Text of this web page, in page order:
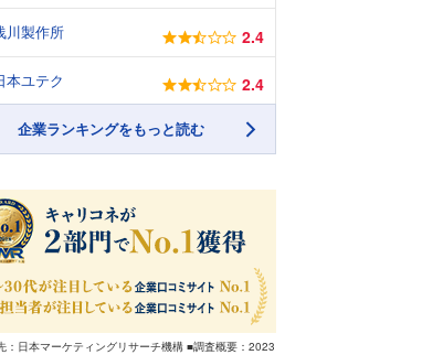
川製作所 2.4
本ユテク 2.4
企業ランキングをもっと読む
：日本マーケティングリサーチ機構 ■調査概要：2023